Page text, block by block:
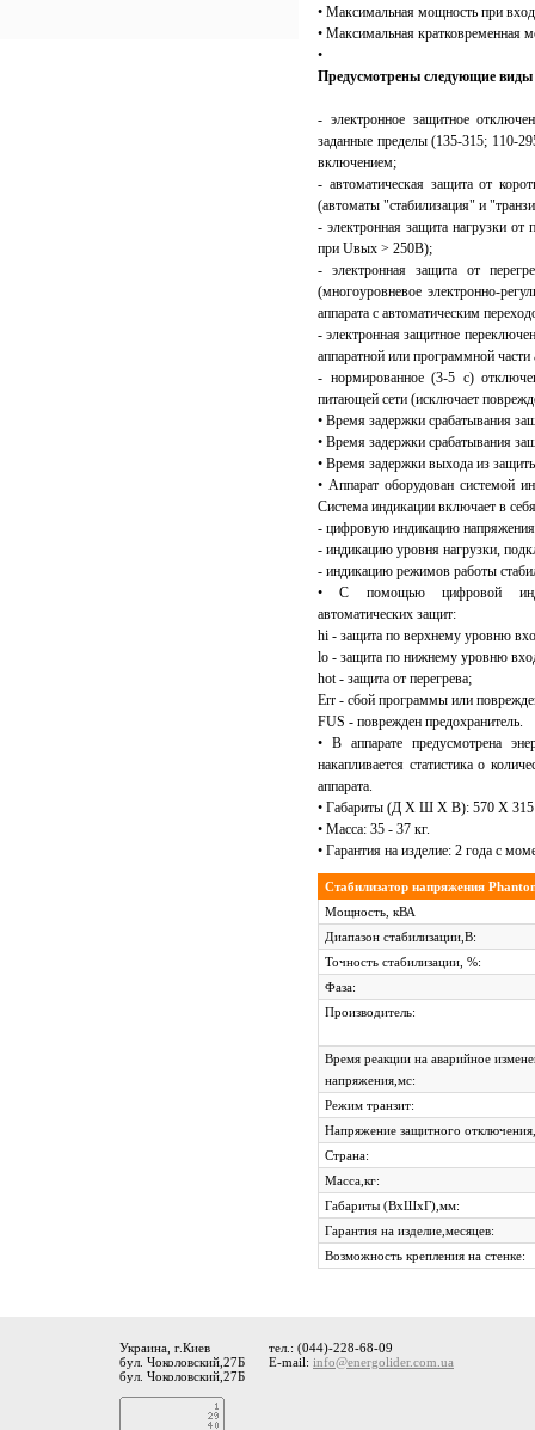
• Максимальная мощность при
• Максимальная кратковременная
•
Предусмотрены следующие
- электронное защитное
заданные пределы (135-315; 110-
включением;
- автоматическая защита от
(автоматы "стабилизация" и
- электронная защита нагрузки
при Uвых > 250В);
- электронная защита от
(многоуровневое электронно-
аппарата с автоматическим
- электронная защитное
аппаратной или программной части
- нормированное (3-5 с)
питающей сети (исключает
• Время задержки срабатывания
• Время задержки срабатывания
• Время задержки выхода из
• Аппарат оборудован системой
Система индикации включает в
- цифровую индикацию напряжения
- индикацию уровня нагрузки,
- индикацию режимов работы
• С помощью цифровой
автоматических защит:
hi - защита по верхнему уровню
lo - защита по нижнему уровню
hot - защита от перегрева;
Err - сбой программы или
FUS - поврежден предохранитель.
• В аппарате предусмотрена
накапливается статистика о
аппарата.
• Габариты (Д X Ш X В): 570 X
• Масса: 35 - 37 кг.
• Гарантия на изделие: 2 года с
Стабилизатор напряжения
Мощность, кВА
Диапазон стабилизации,В:
Точность стабилизации, %:
Фаза:
Производитель:
Время реакции на аварийное
напряжения,мс:
Режим транзит:
Напряжение защитного
Страна:
Масса,кг:
Габариты (ВхШхГ),мм:
Гарантия на изделие,месяцев:
Возможность крепления на стенке:
Украина, г.Киев
бул. Чоколовский,27Б
бул. Чоколовский,27Б
тел.: (044)-228-68-09
E-mail: info@energolider.com.ua